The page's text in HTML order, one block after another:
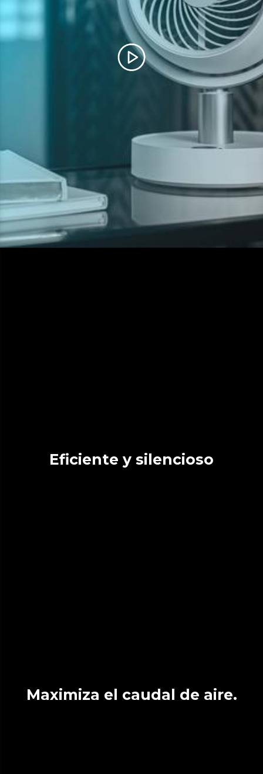
Eficiente y silencioso
Maximiza el caudal de aire.